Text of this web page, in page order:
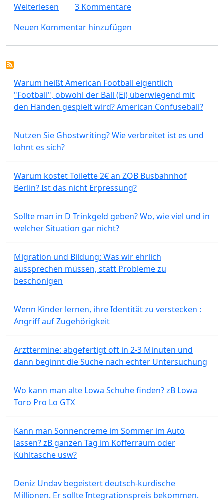
Weiterlesen über Multikulturelle Frauengruppe Köln
3 Kommentare
Neuen Kommentar hinzufügen
Warum heißt American Football eigentlich
"Football", obwohl der Ball (Ei) überwiegend mit
den Händen gespielt wird? American Confuseball?
Nutzen Sie Ghostwriting? Wie verbreitet ist es und
lohnt es sich?
Warum kostet Toilette 2€ an ZOB Busbahnhof
Berlin? Ist das nicht Erpressung?
Sollte man in D Trinkgeld geben? Wo, wie viel und in
welcher Situation gar nicht?
Migration und Bildung: Was wir ehrlich
aussprechen müssen, statt Probleme zu
beschönigen
Wenn Kinder lernen, ihre Identität zu verstecken :
Angriff auf Zugehörigkeit
Arzttermine: abgefertigt oft in 2-3 Minuten und
dann beginnt die Suche nach echter Untersuchung
Wo kann man alte Lowa Schuhe finden? zB Lowa
Toro Pro Lo GTX
Kann man Sonnencreme im Sommer im Auto
lassen? zB ganzen Tag im Kofferraum oder
Kühltasche usw?
Deniz Undav begeistert deutsch-kurdische
Millionen. Er sollte Integrationspreis bekommen.